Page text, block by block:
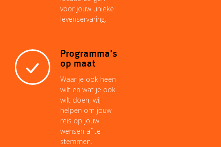
voor jouw unieke
levenservaring.
Programma's
op maat
Waar je ook heen
wilt en wat je ook
wilt doen, wij
helpen om jouw
reis op jouw
wensen af te
stemmen.